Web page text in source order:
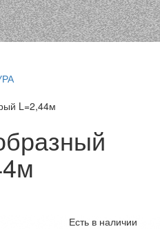
L=2,44м
Есть в наличии